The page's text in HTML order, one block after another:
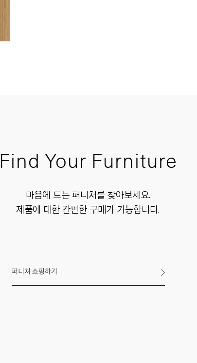
Find Your Furniture
마음에 드는 퍼니처를 찾아보세요.
제품에 대한 간편한 구매가 가능합니다.
퍼니처 쇼핑하기